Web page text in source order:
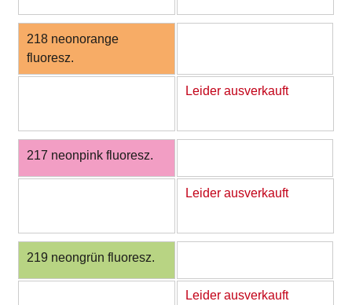
218 neonorange
fluoresz.
Leider ausverkauft
217 neonpink fluoresz.
Leider ausverkauft
219 neongrün fluoresz.
Leider ausverkauft